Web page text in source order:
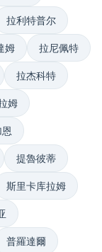
拉利特普尔
姆 拉尼佩特
拉杰科特
姆
提魯彼蒂
斯里卡库拉姆
普羅達爾